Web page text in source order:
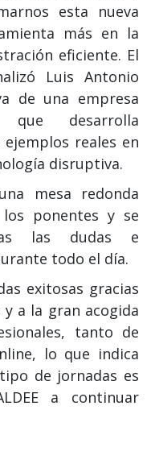
esta nueva
más en la
eficiente. El
Luis Antonio
de una empresa
que desarrolla
reales en
disruptiva.
mesa redonda
ponentes y se
las dudas e
todo el día.
exitosas gracias
a la gran acogida
tanto de
lo que indica
de jornadas es
a continuar